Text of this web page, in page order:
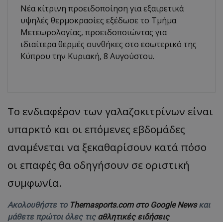
Νέα κίτρινη προειδοποίηση για εξαιρετικά
υψηλές θερμοκρασίες εξέδωσε το Τμήμα
Μετεωρολογίας, προειδοποιώντας για
ιδιαίτερα θερμές συνθήκες στο εσωτερικό της
Κύπρου την Κυριακή, 8 Αυγούστου.
Το ενδιαφέρον των γαλαζοκιτρίνων είναι
υπαρκτό και οι επόμενες εβδομάδες
αναμένεται να ξεκαθαρίσουν κατά πόσο
οι επαφές θα οδηγήσουν σε οριστική
συμφωνία.
Ακολουθήστε το Themasports.com στο Google Newsκαι
μάθετε πρώτοι όλες τις αθλητικές ειδήσεις